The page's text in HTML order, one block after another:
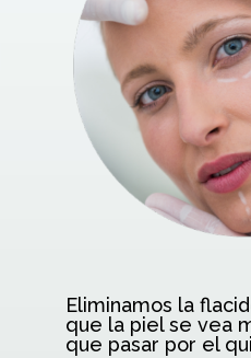
Eliminamos la
que la piel se vea
que pasar por el